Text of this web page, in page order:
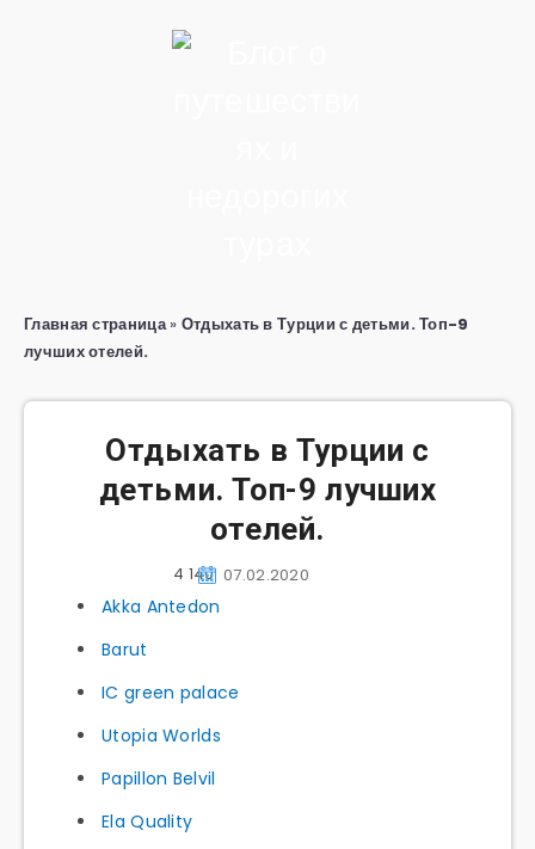
Главная страница» Отдыхать в Турции с детьми. Топ-9
лучших отелей.
Отдыхать в Турции с
детьми. Топ-9 лучших
отелей.
07.02.2020
4 140
Akka Antedon
Barut
IC green palace
Utopia Worlds
Papillon Belvil
Ela Quality